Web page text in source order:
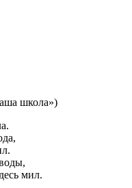
школа»)
мил.